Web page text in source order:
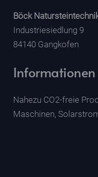
Böck
Industriesiedlung 9
84140 Gangkofen
Informationen
Nahezu CO2-freie
Maschinen,